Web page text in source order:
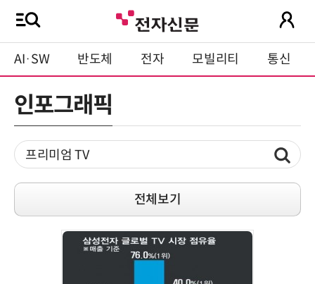
AI·SW 반도체 전자 모빌리티 통신
인포그래픽
전체보기